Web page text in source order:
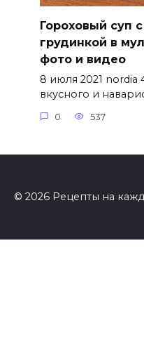
Гороховый суп
грудинкой в
фото и видео
8 июля 2021 nordia
вкусного и
0 537
© 2026 Рецепты на